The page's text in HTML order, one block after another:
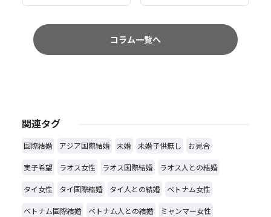
コラム一覧へ
関連タグ
国際結婚 アジア国際結婚 未婚 未婚子供無し お見合
実子希望 ラオス女性 ラオス国際結婚 ラオス人との結婚
タイ女性 タイ国際結婚 タイ人との結婚 ベトナム女性
ベトナム国際結婚 ベトナム人との結婚 ミャンマー女性